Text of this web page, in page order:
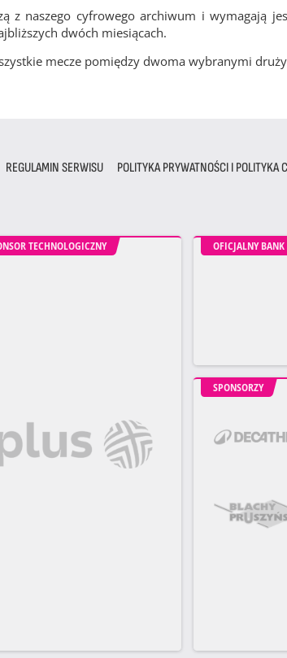
z naszego cyfrowego archiwum i wymagają
dwóch miesiącach.
mecze pomiędzy dwoma wybranymi
REGULAMIN SERWISU POLITYKA PRYWATNOŚCI I POLITYKA
TECHNOLOGICZNY OFICJALNY BANK
SPONSORZY